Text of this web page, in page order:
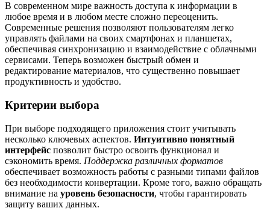
В современном мире важность доступа к информации в
любое время и в любом месте сложно переоценить.
Современные решения позволяют пользователям легко
управлять файлами на своих смартфонах и планшетах,
обеспечивая синхронизацию и взаимодействие с облачными
сервисами. Теперь возможен быстрый обмен и
редактирование материалов, что существенно повышает
продуктивность и удобство.
Критерии выбора
При выборе подходящего приложения стоит учитывать
несколько ключевых аспектов. Интуитивно понятный
интерфейс позволит быстро освоить функционал и
сэкономить время. Поддержка различных форматов
обеспечивает возможность работы с разными типами файлов
без необходимости конвертации. Кроме того, важно обращать
внимание на уровень безопасности, чтобы гарантировать
защиту ваших данных.